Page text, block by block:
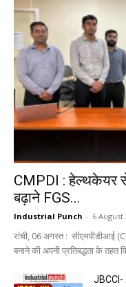
CMPDI : हेल्थकेयर
बढ़ाने FGS...
Industrial Punch - 6 August
रांची, 06 अगस्त : सीएमपीडीआई
बनाने की अपनी प्रतिबद्धता के तहत
JBCCI-